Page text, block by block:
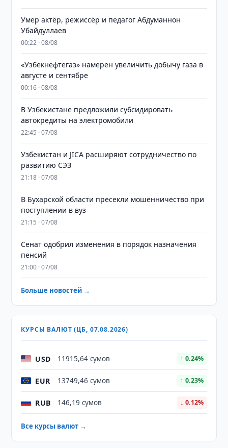
Умер актёр, режиссёр и педагог Абдуманнон
Убайдуллаев
00:22 · 08/08
«Узбекнефтегаз» намерен увеличить добычу газа в
августе и сентябре
00:16 · 08/08
В Узбекистане предложили субсидировать
автокредиты на электромобили
22:45 · 07/08
Узбекистан и JICA расширяют сотрудничество по
развитию СЭЗ
21:18 · 07/08
В Бухарской области пресекли мошенничество при
поступлении в вуз
21:15 · 07/08
Сенат одобрил изменения в порядок назначения
пенсий
21:00 · 07/08
Больше новостей →
КУРСЫ ВАЛЮТ (ЦБ, 07.08.2026)
USD 11915,64 сумов ↑ 0.24%
EUR 13749,46 сумов ↑ 0.23%
RUB 146,19 сумов ↓ 0.12%
Все курсы валют →